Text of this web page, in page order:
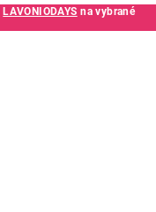
LAVONIODAYS na vybrané